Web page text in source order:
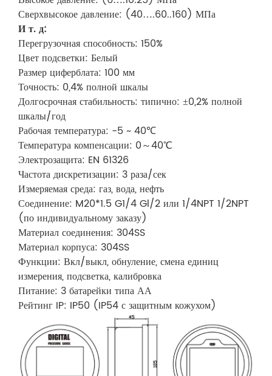
Сверхвысокое давление: (40….60..160) МПа
И т. д:
Перегрузочная способность: 150%
Цвет подсветки: Белый
Размер циферблата: 100 мм
Точность: 0,4% полной шкалы
Долгосрочная стабильность: типично: ±0,2% полной
шкалы/год
Рабочая температура: -5 ~ 40℃
Температура компенсации: 0～40℃
Электрозащита: EN 61326
Частота дискретизации: 3 раза/сек
Измеряемая среда: газ, вода, нефть
Соединение: M20*1.5 G1/4 Gl/2 или 1/4NPT 1/2NPT
(по индивидуальному заказу)
Материал соединения: 304SS
Материал корпуса: 304SS
Функции: Вкл/выкл, обнуление, смена единиц
измерения, подсветка, калибровка
Питание: 3 батарейки типа АА
Рейтинг IP: IP50 (IP54 с защитным кожухом)